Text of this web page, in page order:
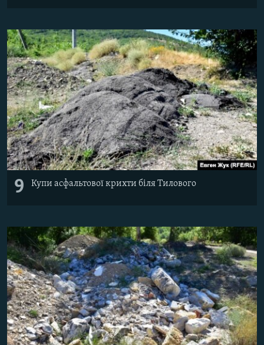
9 Купи асфальтової крихти біля Тилового